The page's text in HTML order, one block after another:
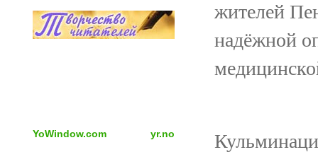
YoWindow.com yr.no
жителей
надёжной